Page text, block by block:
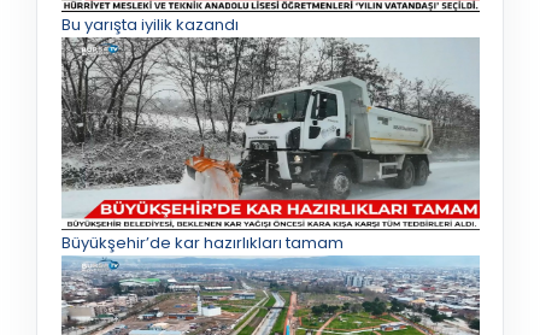
Bu yarışta iyilik kazandı
Büyükşehir’de kar hazırlıkları tamam